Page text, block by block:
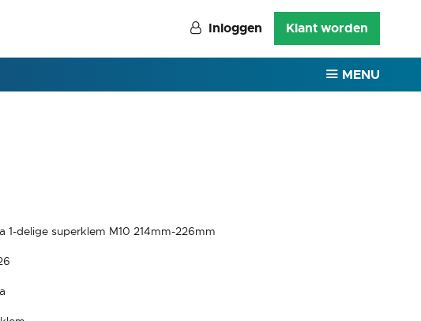
Inloggen Klant worden
MENU
1-delige superklem M10 214mm-226mm